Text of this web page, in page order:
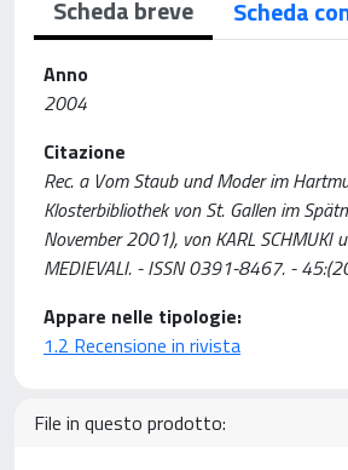
Scheda breve Scheda
Anno
2004
Citazione
Rec. a Vom Staub und Moder im
Klosterbibliothek von St. Gallen im
November 2001), von KARL SCHMUKI
MEDIEVALI. - ISSN 0391-8467. -
Appare nelle tipologie:
1.2 Recensione in rivista
File in questo prodotto: